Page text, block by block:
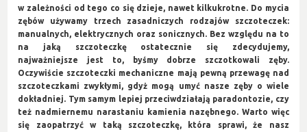
w zależności od tego co się dzieje, nawet kilkukrotne. Do mycia
zębów używamy trzech zasadniczych rodzajów szczoteczek:
manualnych, elektrycznych oraz sonicznych. Bez względu na to
na jaką szczoteczkę ostatecznie się zdecydujemy,
najważniejsze jest to, byśmy dobrze szczotkowali zęby.
Oczywiście szczoteczki mechaniczne mają pewną przewagę nad
szczoteczkami zwykłymi, gdyż mogą umyć nasze zęby o wiele
dokładniej. Tym samym lepiej przeciwdziałają paradontozie, czy
też nadmiernemu narastaniu kamienia nazębnego. Warto więc
się zaopatrzyć w taką szczoteczkę, która sprawi, że nasz